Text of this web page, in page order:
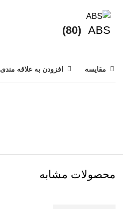
ABS
(80)
مقایسه افزودن به علاقه مندی
محصولات مشابه